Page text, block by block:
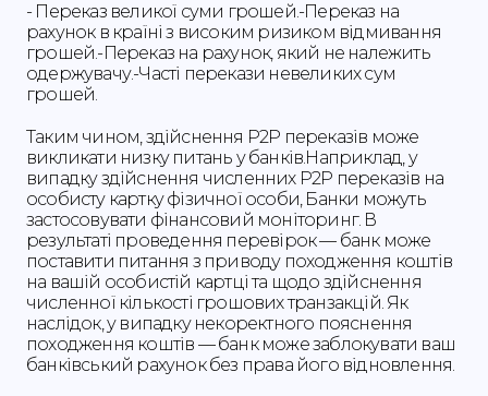
- Переказ великої суми грошей.-Переказ на
рахунок в країні з високим ризиком відмивання
грошей.-Переказ на рахунок, який не належить
одержувачу.-Часті перекази невеликих сум
грошей.
Таким чином, здійснення Р2Р переказів може
викликати низку питань у банків.Наприклад, у
випадку здійснення численних Р2Р переказів на
особисту картку фізичної особи, Банки можуть
застосовувати фінансовий моніторинг. В
результаті проведення перевірок — банк може
поставити питання з приводу походження коштів
на вашій особистій картці та щодо здійснення
численної кількості грошових транзакцій. Як
наслідок, у випадку некоректного пояснення
походження коштів — банк може заблокувати ваш
банківський рахунок без права його відновлення.